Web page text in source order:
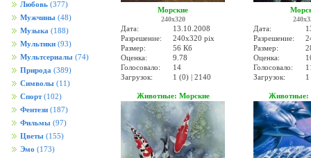
Любовь (377)
Мужчины (48)
Музыка (188)
Мультики (93)
Мультсериалы (74)
Природа (389)
Символы (11)
Спорт (102)
Фентези (187)
Фильмы (97)
Цветы (155)
Эмо (173)
Морские
240x320
Дата:
13.10.2008
Разрешение:
240x320 pix
Размер:
56 Кб
Оценка:
9.78
Голосовало:
14
Загрузок:
1 (0) | 2140
Дата:
Разрешение:
Размер:
Оценка:
Голосовало:
Загрузок:
Животные: Морские Животные: